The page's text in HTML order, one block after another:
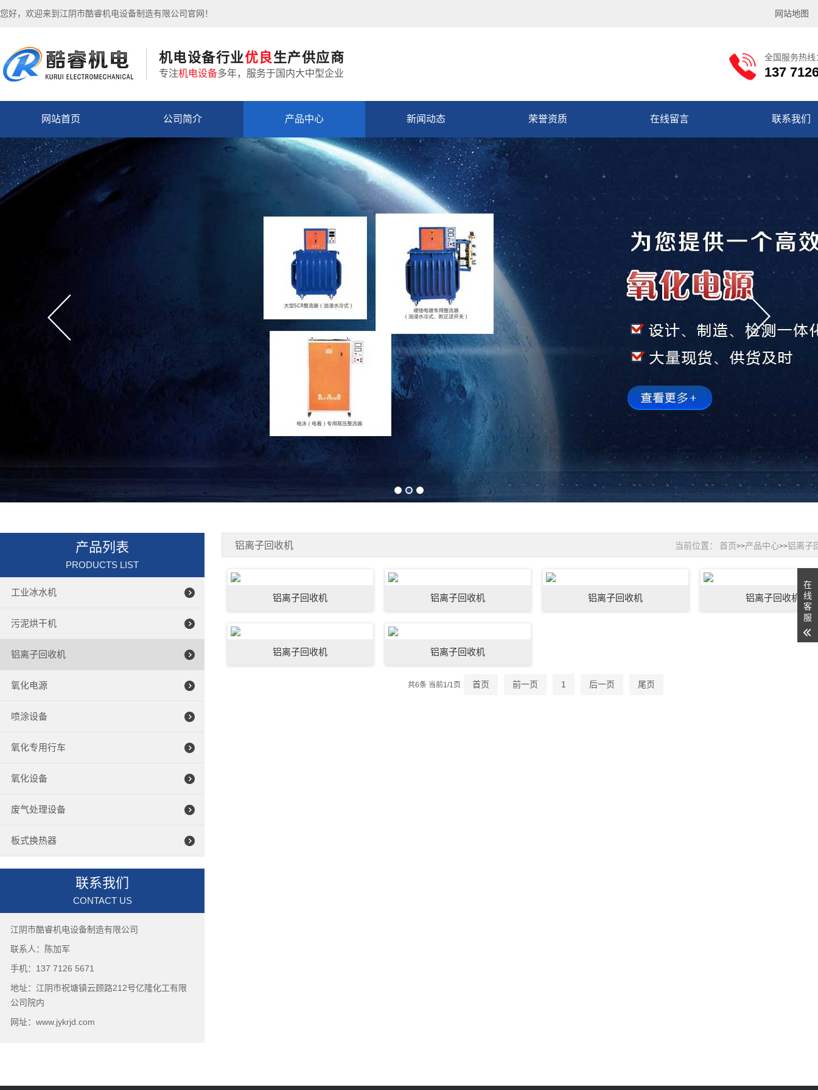
您好，欢迎来到江阴市酷睿机电设备制造有限公司官网！ 网站地图
机电设备行业优良生产供应商
专注机电设备多年，服务于国内大中型企业
全国服务热线
137
网站首页 公司简介 产品中心 新闻动态 荣誉资质 在线留言 联系我们
产品列表
PRODUCTS LIST
工业冰水机
污泥烘干机
铝离子回收机
氧化电源
喷涂设备
氧化专用行车
氧化设备
废气处理设备
板式换热器
联系我们
CONTACT US
江阴市酷睿机电设备制造有限公司
联系人：陈加军
手机：137 7126 5671
地址：江阴市祝塘镇云顾路212号亿隆化工有限
公司院内
网址：www.jykrjd.com
铝离子回收机 当前位置： 首页>>产品中心>>铝离子
铝离子回收机 铝离子回收机 铝离子回收机 铝离子回收机
铝离子回收机 铝离子回收机
共6条 当前1/1页 首页 前一页 1 后一页 尾页
在
线
客
服